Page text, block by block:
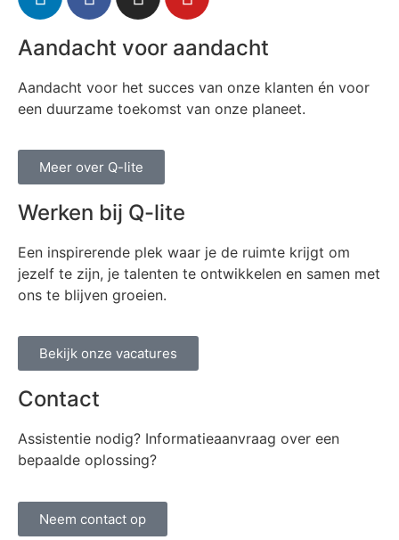
Aandacht voor aandacht
Aandacht voor het succes van onze klanten én voor
een duurzame toekomst van onze planeet.
Meer over Q-lite
Werken bij Q-lite
Een inspirerende plek waar je de ruimte krijgt om
jezelf te zijn, je talenten te ontwikkelen en samen met
ons te blijven groeien.
Bekijk onze vacatures
Contact
Assistentie nodig? Informatieaanvraag over een
bepaalde oplossing?
Neem contact op